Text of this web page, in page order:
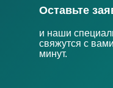
Оставьте
и наши
свяжутся с
минут.